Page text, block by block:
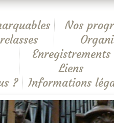
Nos
Enregistrements
Liens
? Informations